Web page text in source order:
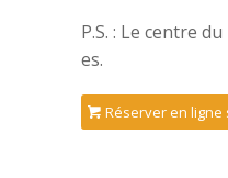
P.S. : Le centre
es.
Réserver en ligne